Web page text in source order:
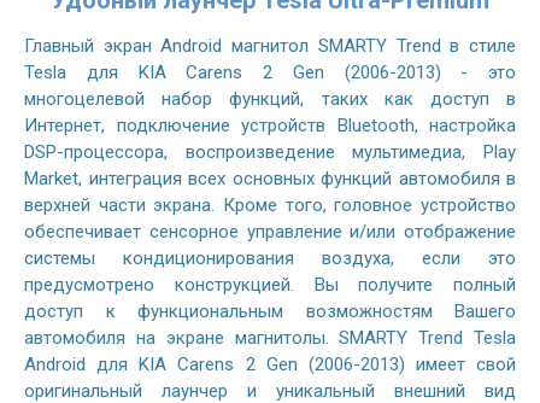
Главный экран Android магнитол SMARTY Trend в стиле
Tesla для KIA Carens 2 Gen (2006-2013) - это
многоцелевой набор функций, таких как доступ в
Интернет, подключение устройств Bluetooth, настройка
DSP-процессора, воспроизведение мультимедиа, Play
Market, интеграция всех основных функций автомобиля в
верхней части экрана. Кроме того, головное устройство
обеспечивает сенсорное управление и/или отображение
системы кондиционирования воздуха, если это
предусмотрено конструкцией. Вы получите полный
доступ к функциональным возможностям Вашего
автомобиля на экране магнитолы. SMARTY Trend Tesla
Android для KIA Carens 2 Gen (2006-2013) имеет свой
оригинальный лаунчер и уникальный внешний вид